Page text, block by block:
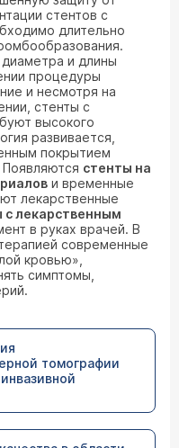
стентов с
длительно
и длины
процедуры
и несмотря на
стенты с
высокого
развивается,
покрытием
стенты на
и временные
лекарственные
с лекарственным
в руках врачей. В
современные
кровью»,
симптомы,
томографии